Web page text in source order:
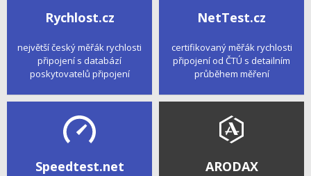
Rychlost.cz
největší český měřák rychlosti
připojení s databází
poskytovatelů připojení
NetTest.cz
certifikovaný měřák rychlosti
připojení od ČTÚ s detailním
průběhem měření
Speedtest.net ARODAX